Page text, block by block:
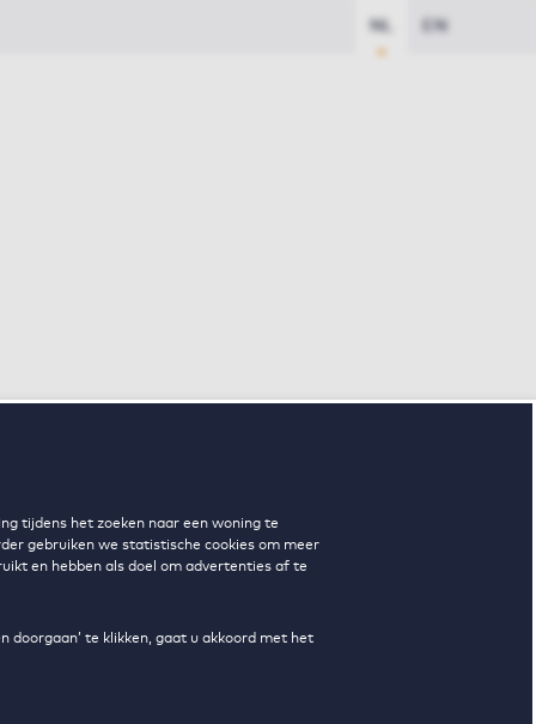
tijdens het zoeken naar een woning te
gebruiken we statistische cookies om meer
en hebben als doel om advertenties af te
doorgaan’ te klikken, gaat u akkoord met het
NL EN